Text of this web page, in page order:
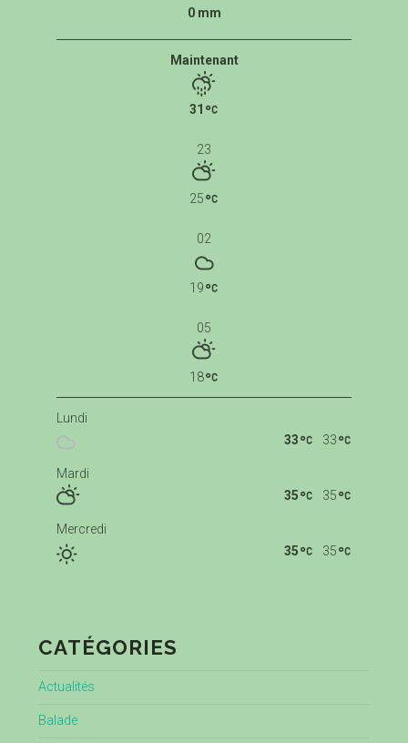
0 mm
Maintenant
31
23
25
02
19
05
18
Lundi
33
33
Mardi
35
35
Mercredi
35
35
CATÉGORIES
Actualités
Balade